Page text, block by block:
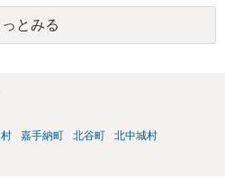
っとみる
嘉手納町 北谷町
北中城村